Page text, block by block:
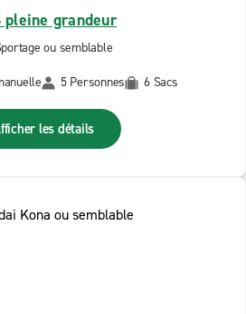
pleine grandeur
ou semblable
5 Personnes 6 Sacs
les détails